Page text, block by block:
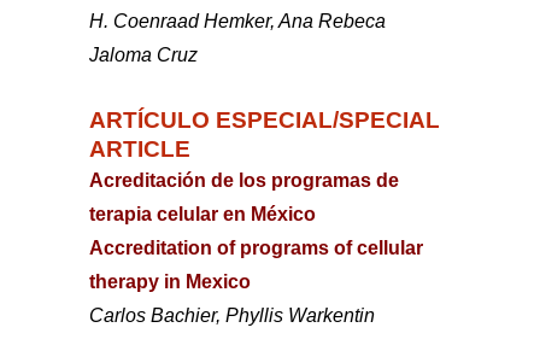
H. Coenraad Hemker, Ana Rebeca
Jaloma Cruz
ARTÍCULO ESPECIAL/SPECIAL
ARTICLE
Acreditación de los programas de
terapia celular en México
Accreditation of programs of cellular
therapy in Mexico
Carlos Bachier, Phyllis Warkentin